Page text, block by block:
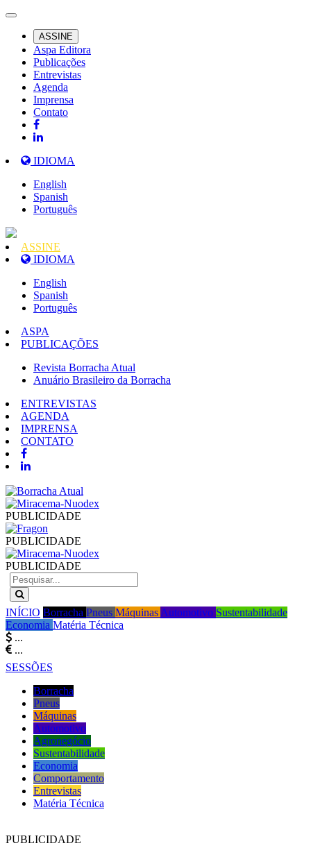
ASSINE
Aspa Editora
Publicações
Entrevistas
Agenda
Imprensa
Contato
IDIOMA
English
Spanish
Português
ASSINE
IDIOMA
English
Spanish
Português
ASPA
PUBLICAÇÕES
Revista Borracha Atual
Anuário Brasileiro da Borracha
ENTREVISTAS
AGENDA
IMPRENSA
CONTATO
PUBLICIDADE
PUBLICIDADE
PUBLICIDADE
INÍCIO Borracha Pneus Máquinas Automotivo Sustentabilidade
Economia Matéria Técnica
...
...
SESSÕES
Borracha
Pneus
Máquinas
Automotivo
Agronegócio
Sustentabilidade
Economia
Comportamento
Entrevistas
Matéria Técnica
PUBLICIDADE